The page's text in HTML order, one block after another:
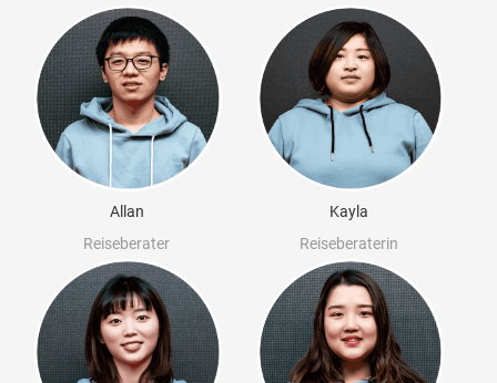
Allan
Reiseberater
Kayla
Reiseberaterin